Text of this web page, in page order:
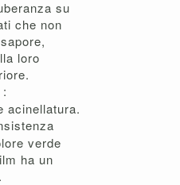
su
che non
loro
:
acinellatura.
verde
ha un